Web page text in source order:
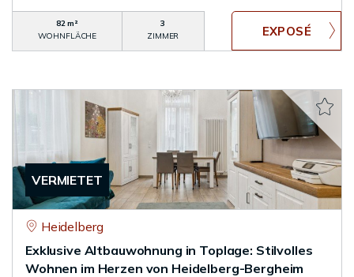
82 m²
WOHNFLÄCHE
3
ZIMMER
VERMIETET
Heidelberg
Exklusive Altbauwohnung in Toplage: Stilvolles
Wohnen im Herzen von Heidelberg-Bergheim